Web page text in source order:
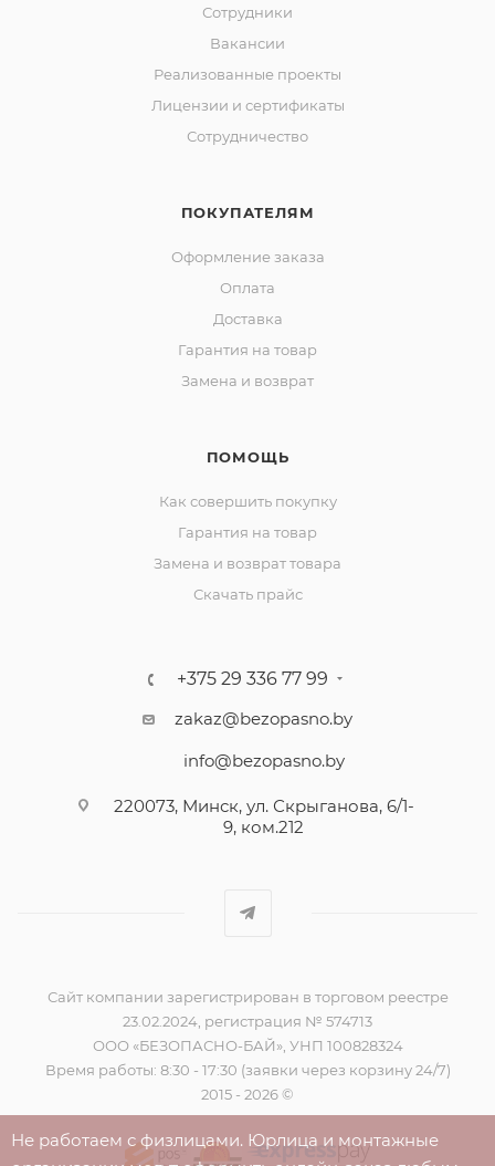
Сотрудники
Вакансии
Реализованные проекты
Лицензии и сертификаты
Сотрудничество
ПОКУПАТЕЛЯМ
Оформление заказа
Оплата
Доставка
Гарантия на товар
Замена и возврат
ПОМОЩЬ
Как совершить покупку
Гарантия на товар
Замена и возврат товара
Скачать прайс
+375 29 336 77 99
zakaz@bezopasno.by
info@bezopasno.by
220073, Минск, ул. Скрыганова, 6/1-
9, ком.212
Сайт компании зарегистрирован в торговом реестре
23.02.2024, регистрация № 574713
ООО «БЕЗОПАСНО-БАЙ», УНП 100828324
Время работы: 8:30 - 17:30 (заявки через корзину 24/7)
2015 - 2026 ©
Не работаем с физлицами. Юрлица и монтажные